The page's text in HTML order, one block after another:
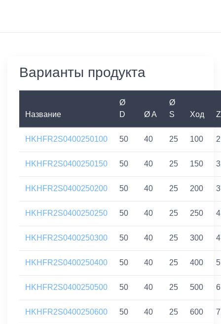
Варианты продукта
Название
Ø
D
Ø A
Ø
S
Ход Z
HKHFR2S0400250100 50 40 25 100
HKHFR2S0400250150 50 40 25 150
HKHFR2S0400250200 50 40 25 200
HKHFR2S0400250250 50 40 25 250
HKHFR2S0400250300 50 40 25 300
HKHFR2S0400250400 50 40 25 400
HKHFR2S0400250500 50 40 25 500
HKHFR2S0400250600 50 40 25 600